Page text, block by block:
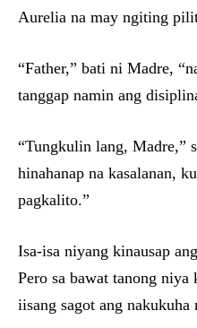
Aurelia na may ngiting
“Father,” bati ni Madre,
tanggap namin ang
“Tungkulin lang, Madre,”
hinahanap na kasalanan,
pagkalito.”
Isa-isa niyang kinausap
Pero sa bawat tanong
iisang sagot ang nakukuha